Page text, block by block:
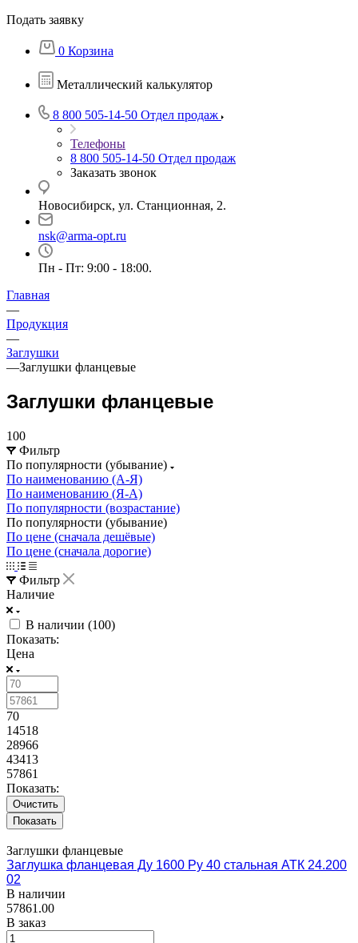
Подать заявку
0 Корзина
Металлический калькулятор
8 800 505-14-50 Отдел продаж
Телефоны
8 800 505-14-50 Отдел продаж
Заказать звонок
Новосибирск, ул. Станционная, 2.
nsk@arma-opt.ru
Пн - Пт: 9:00 - 18:00.
Главная
—
Продукция
—
Заглушки
—Заглушки фланцевые
Заглушки фланцевые
100
Фильтр
По популярности (убывание)
По наименованию (А-Я)
По наименованию (Я-А)
По популярности (возрастание)
По популярности (убывание)
По цене (сначала дешёвые)
По цене (сначала дорогие)
Фильтр
Наличие
В наличии (100)
Показать:
Цена
70
14518
28966
43413
57861
Показать:
Очистить
Заглушки фланцевые
Заглушка фланцевая Ду 1600 Ру 40 стальная АТК 24.200
02
В наличии
57861.00
В заказ